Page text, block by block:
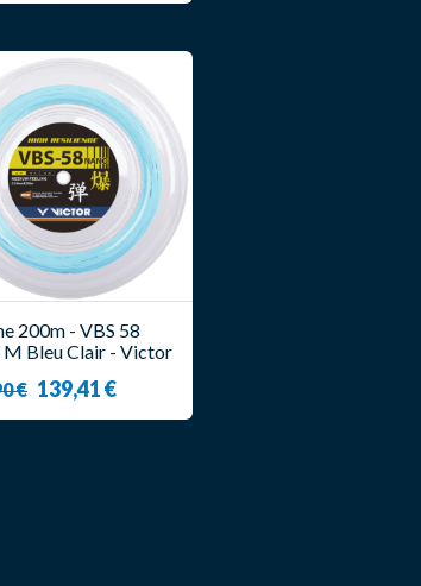
200m - VBS 58
M Bleu Clair - Victor
€ 139,41 €